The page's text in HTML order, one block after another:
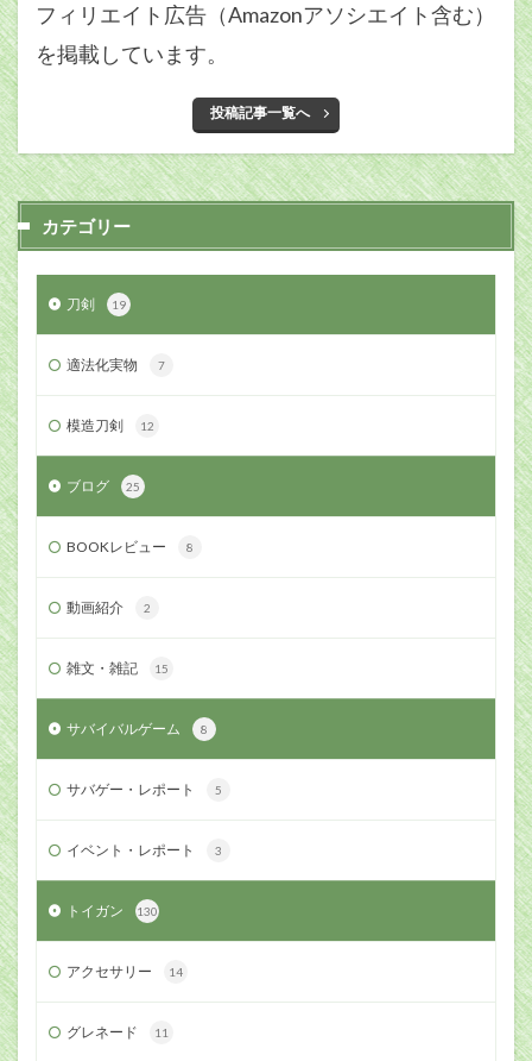
フィリエイト広告（Amazonアソシエイト含む）
を掲載しています。
投稿記事一覧へ
カテゴリー
刀剣 19
適法化実物 7
模造刀剣 12
ブログ 25
BOOKレビュー 8
動画紹介 2
雑文・雑記 15
サバイバルゲーム 8
サバゲー・レポート 5
イベント・レポート 3
トイガン 130
アクセサリー 14
グレネード 11